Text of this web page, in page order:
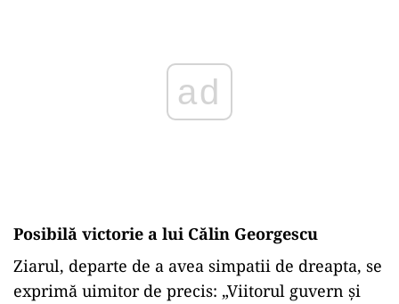
Posibilă victorie a lui Călin Georgescu
Ziarul, departe de a avea simpatii de dreapta, se
exprimă uimitor de precis: „Viitorul guvern și